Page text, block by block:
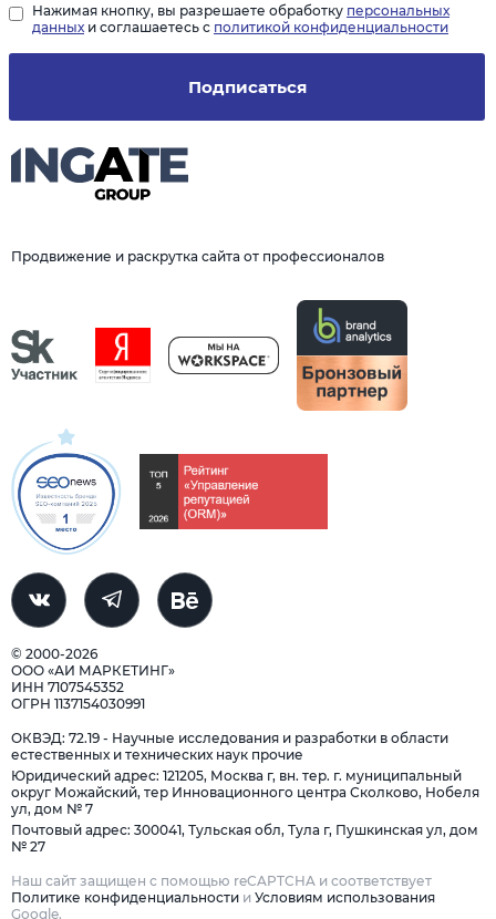
Продвижение и раскрутка сайта от профессионалов
© 2000-2026
ООО «АИ МАРКЕТИНГ»
ИНН 7107545352
ОГРН 1137154030991
Подписаться
Нажимая кнопку, вы разрешаете обработку персональных
данных и соглашаетесь с политикой конфиденциальности
ОКВЭД: 72.19 - Научные исследования и разработки в области
естественных и технических наук прочие
Юридический адрес: 121205, Москва г, вн. тер. г. муниципальный
округ Можайский, тер Инновационного центра Сколково, Нобеля
ул, дом № 7
Почтовый адрес: 300041, Тульская обл, Тула г, Пушкинская ул, дом
№ 27
Наш сайт защищен с помощью reCAPTCHA и соответствует
Политике конфиденциальности и Условиям использования
Google.